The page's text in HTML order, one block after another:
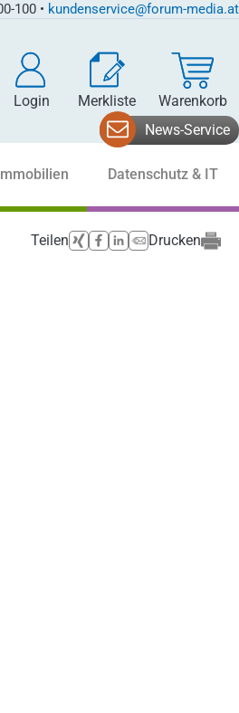
100 • kundenservice@forum-media.at
Login Merkliste Warenkorb
News-Service
Datenschutz & IT
Teilen Drucken